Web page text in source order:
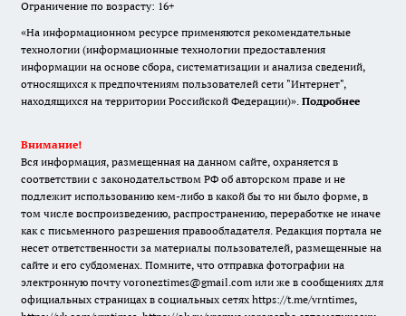
Ограничение по возрасту: 16+
«На информационном ресурсе применяются рекомендательные
технологии (информационные технологии предоставления
информации на основе сбора, систематизации и анализа сведений,
относящихся к предпочтениям пользователей сети "Интернет",
находящихся на территории Российской Федерации)». Подробнее
Внимание!
Вся информация, размещенная на данном сайте, охраняется в
соответствии с законодательством РФ об авторском праве и не
подлежит использованию кем-либо в какой бы то ни было форме, в
том числе воспроизведению, распространению, переработке не иначе
как с письменного разрешения правообладателя. Редакция портала не
несет ответственности за материалы пользователей, размещенные на
сайте и его субдоменах. Помните, что отправка фотографии на
электронную почту voroneztimes@gmail.com или же в сообщениях для
официальных страницах в социальных сетях https://t.me/vrntimes,